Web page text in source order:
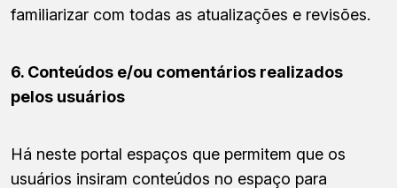
familiarizar com todas as atualizações e revisões.
6. Conteúdos e/ou comentários realizados
pelos usuários
Há neste portal espaços que permitem que os
usuários insiram conteúdos no espaço para